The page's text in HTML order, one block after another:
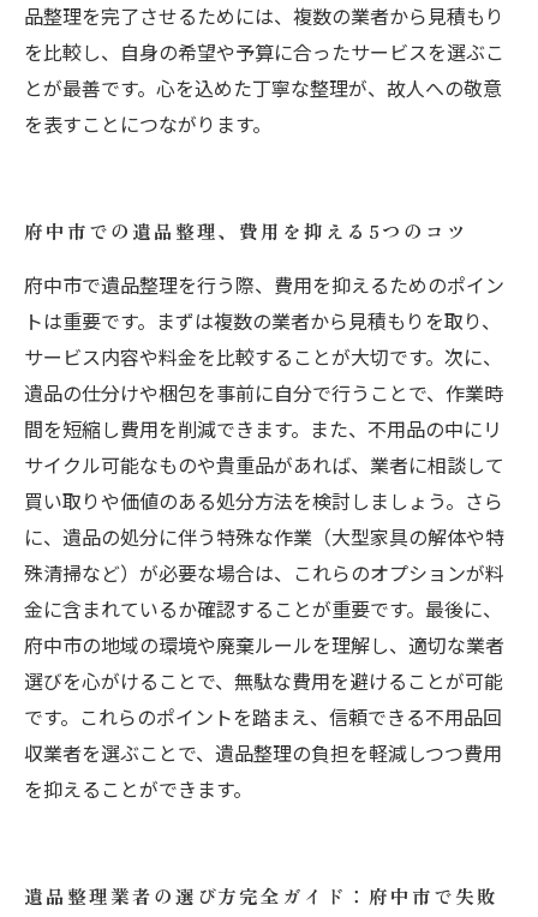
品整理を完了させるためには、複数の業者から見積もり
を比較し、自身の希望や予算に合ったサービスを選ぶこ
とが最善です。心を込めた丁寧な整理が、故人への敬意
を表すことにつながります。
府中市での遺品整理、費用を抑える5つのコツ
府中市で遺品整理を行う際、費用を抑えるためのポイン
トは重要です。まずは複数の業者から見積もりを取り、
サービス内容や料金を比較することが大切です。次に、
遺品の仕分けや梱包を事前に自分で行うことで、作業時
間を短縮し費用を削減できます。また、不用品の中にリ
サイクル可能なものや貴重品があれば、業者に相談して
買い取りや価値のある処分方法を検討しましょう。さら
に、遺品の処分に伴う特殊な作業（大型家具の解体や特
殊清掃など）が必要な場合は、これらのオプションが料
金に含まれているか確認することが重要です。最後に、
府中市の地域の環境や廃棄ルールを理解し、適切な業者
選びを心がけることで、無駄な費用を避けることが可能
です。これらのポイントを踏まえ、信頼できる不用品回
収業者を選ぶことで、遺品整理の負担を軽減しつつ費用
を抑えることができます。
遺品整理業者の選び方完全ガイド：府中市で失敗